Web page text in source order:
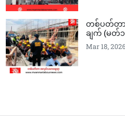
တစ်ပတ်တာ
ချက် (မတ်
Mar 18,